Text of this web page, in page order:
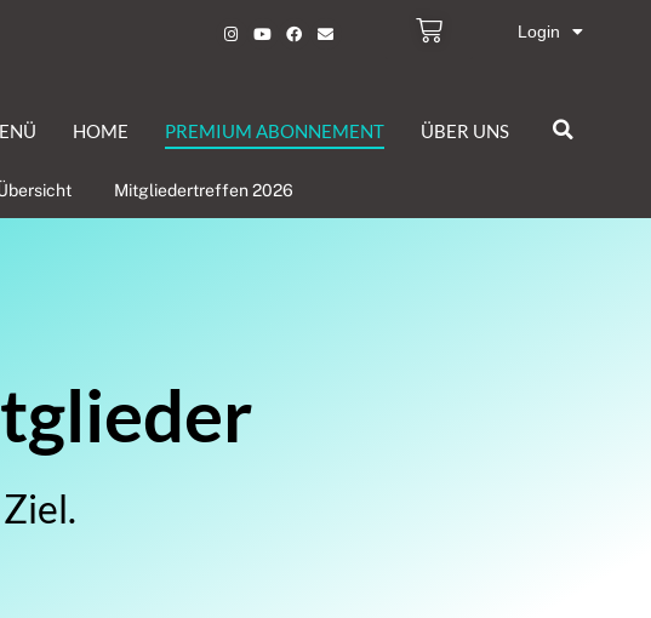
Login
HOME PREMIUM ABONNEMENT ÜBER UNS
Mitgliedertreffen 2026